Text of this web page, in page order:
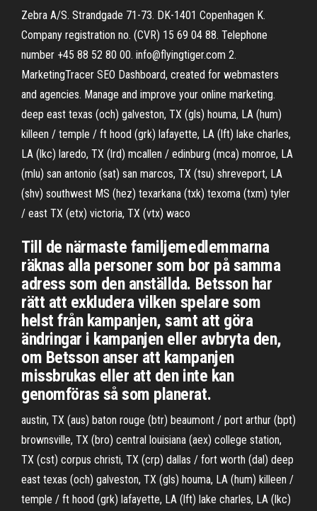
Zebra A/S. Strandgade 71-73. DK-1401 Copenhagen K.
Company registration no. (CVR) 15 69 04 88. Telephone
number +45 88 52 80 00. info@flyingtiger.com 2.
MarketingTracer SEO Dashboard, created for webmasters
and agencies. Manage and improve your online marketing.
deep east texas (och) galveston, TX (gls) houma, LA (hum)
killeen / temple / ft hood (grk) lafayette, LA (lft) lake charles,
LA (lkc) laredo, TX (lrd) mcallen / edinburg (mca) monroe, LA
(mlu) san antonio (sat) san marcos, TX (tsu) shreveport, LA
(shv) southwest MS (hez) texarkana (txk) texoma (txm) tyler
/ east TX (etx) victoria, TX (vtx) waco
Till de närmaste familjemedlemmarna
räknas alla personer som bor på samma
adress som den anställda. Betsson har
rätt att exkludera vilken spelare som
helst från kampanjen, samt att göra
ändringar i kampanjen eller avbryta den,
om Betsson anser att kampanjen
missbrukas eller att den inte kan
genomföras så som planerat.
austin, TX (aus) baton rouge (btr) beaumont / port arthur (bpt)
brownsville, TX (bro) central louisiana (aex) college station,
TX (cst) corpus christi, TX (crp) dallas / fort worth (dal) deep
east texas (och) galveston, TX (gls) houma, LA (hum) killeen /
temple / ft hood (grk) lafayette, LA (lft) lake charles, LA (lkc)